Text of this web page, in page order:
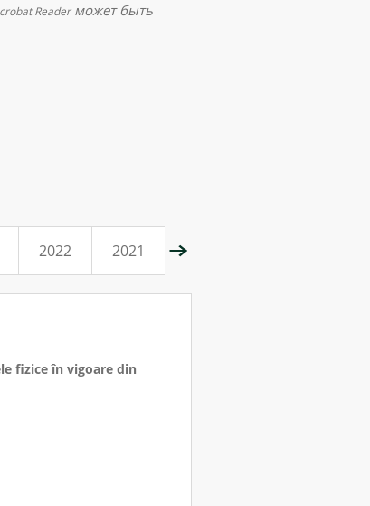
Reader может быть
2022 2021
fizice în vigoare din